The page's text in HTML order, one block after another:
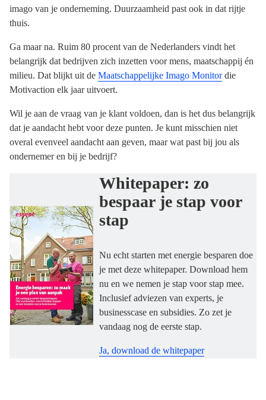
imago van je onderneming. Duurzaamheid past ook in dat rijtje
thuis.
Ga maar na. Ruim 80 procent van de Nederlanders vindt het
belangrijk dat bedrijven zich inzetten voor mens, maatschappij én
milieu. Dat blijkt uit de Maatschappelijke Imago Monitordie
Motivaction elk jaar uitvoert.
Wil je aan de vraag van je klant voldoen, dan is het dus belangrijk
dat je aandacht hebt voor deze punten. Je kunt misschien niet
overal evenveel aandacht aan geven, maar wat past bij jou als
ondernemer en bij je bedrijf?
Whitepaper: zo
bespaar je stap voor
stap
Nu echt starten met energie besparen doe
je met deze whitepaper. Download hem
nu en we nemen je stap voor stap mee.
Inclusief adviezen van experts, je
businesscase en subsidies. Zo zet je
vandaag nog de eerste stap.
Ja, download de whitepaper